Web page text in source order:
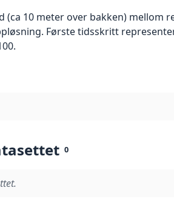
10 meter over bakken) mellom
Første tidsskritt
0